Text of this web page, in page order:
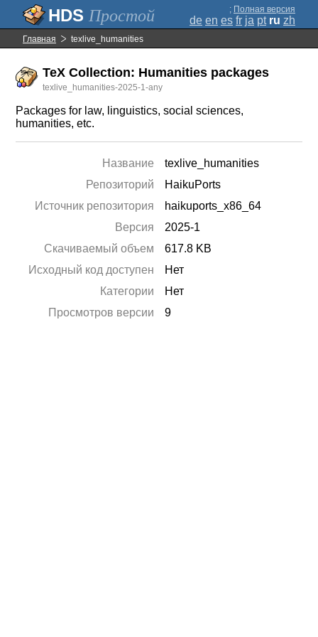
Простой ; Полная версия
de en es fr ja pt ru zh
Главная texlive_humanities
TeX Collection: Humanities packages
texlive_humanities-2025-1-any
Packages for law, linguistics, social sciences,
humanities, etc.
Название
texlive_humanities
Репозиторий
HaikuPorts
Источник репозитория
haikuports_x86_64
Версия
2025-1
Скачиваемый объем
617.8 KB
Исходный код доступен
Нет
Категории
Нет
Просмотров версии
9